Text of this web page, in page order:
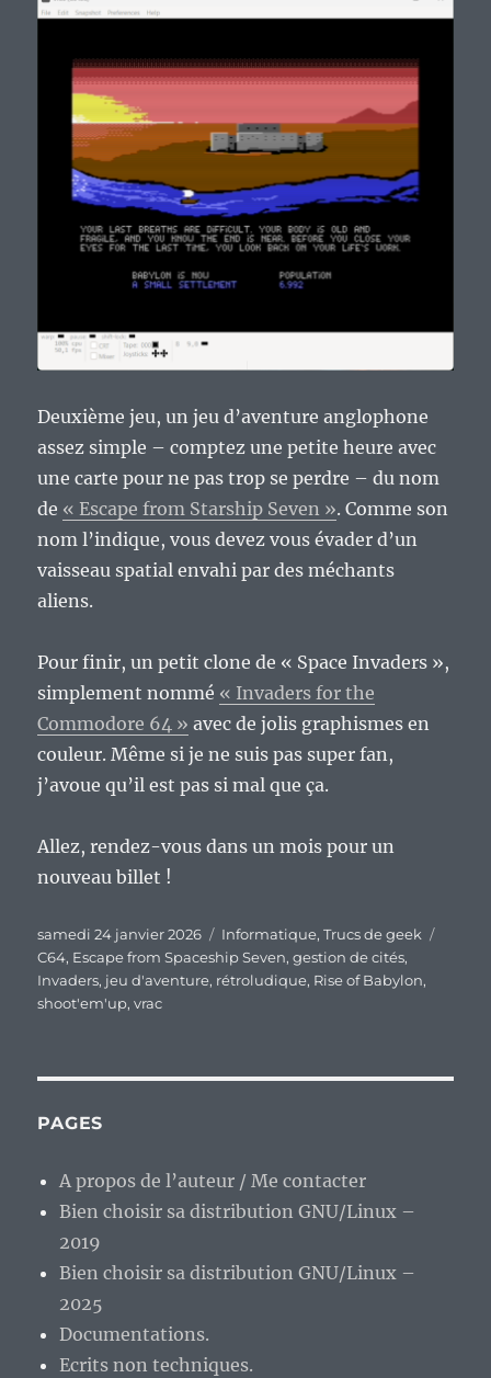
Deuxième jeu, un jeu d’aventure anglophone
assez simple – comptez une petite heure avec
une carte pour ne pas trop se perdre – du nom
de « Escape from Starship Seven ». Comme son
nom l’indique, vous devez vous évader d’un
vaisseau spatial envahi par des méchants
aliens.
Pour finir, un petit clone de « Space Invaders »,
simplement nommé « Invaders for the
Commodore 64 » avec de jolis graphismes en
couleur. Même si je ne suis pas super fan,
j’avoue qu’il est pas si mal que ça.
Allez, rendez-vous dans un mois pour un
nouveau billet !
Publié
le
samedi 24 janvier 2026 Catégories
Informatique,Trucs de geek
C64, Escape from Spaceship Seven,gestion de cités,
Invaders, jeu d'aventure, rétroludique, Rise of Babylon,
shoot'em'up,vrac
PAGES
A propos de l’auteur / Me contacter
Bien choisir sa distribution GNU/Linux –
2019
Bien choisir sa distribution GNU/Linux –
2025
Documentations.
Ecrits non techniques.